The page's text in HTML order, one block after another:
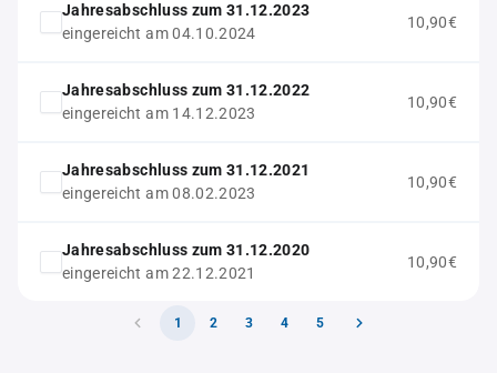
Jahresabschluss zum 31.12.2023
eingereicht am 04.10.2024
10,90€
Jahresabschluss zum 31.12.2022
eingereicht am 14.12.2023
10,90€
Jahresabschluss zum 31.12.2021
eingereicht am 08.02.2023
10,90€
Jahresabschluss zum 31.12.2020
eingereicht am 22.12.2021
10,90€
1 2 3 4 5